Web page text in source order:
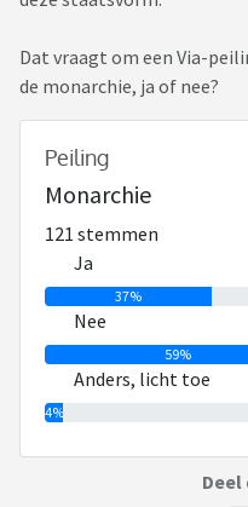
Dat vraagt om een Via-
de monarchie, ja of nee?
Peiling
Monarchie
121 stemmen
Ja
37%
Nee
59%
Anders, licht toe
4%